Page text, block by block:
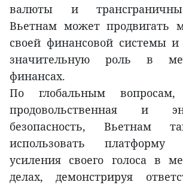
валюты и
Вьетнам может продвигать
своей финансовой системы и
значительную роль в
финансах.
По глобальным
продовольственная и
безопасность, Вьетнам
использовать
усиления своего голоса в
делах, демонстрируя